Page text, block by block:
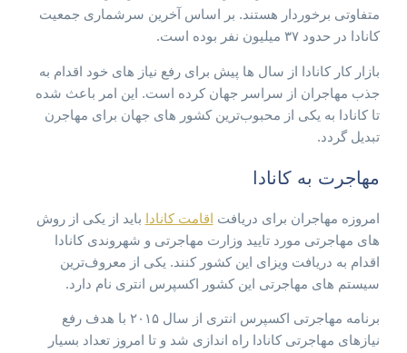
متفاوتی برخوردار هستند. بر اساس آخرین سرشماری جمعیت
کانادا در حدود ۳۷ میلیون نفر بوده است.
بازار کار کانادا از سال ها پیش برای رفع نیاز های خود اقدام به
جذب مهاجران از سراسر جهان کرده است. این امر باعث شده
تا کانادا به یکی از محبوب‌ترین کشور های جهان برای مهاجرن
تبدیل گردد.
مهاجرت به کانادا
امروزه مهاجران برای دریافت اقامت کانادا باید از یکی از روش
های مهاجرتی مورد تایید وزارت مهاجرتی و شهروندی کانادا
اقدام به دریافت ویزای این کشور کنند. یکی از معروف‌ترین
سیستم های مهاجرتی این کشور اکسپرس انتری نام دارد.
برنامه مهاجرتی اکسپرس انتری از سال ۲۰۱۵ با هدف رفع
نیازهای مهاجرتی کانادا راه اندازی شد و تا امروز تعداد بسیار